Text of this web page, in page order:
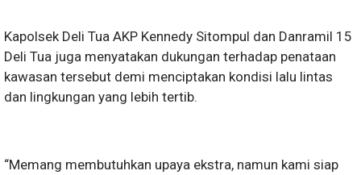
Kapolsek Deli Tua AKP Kennedy Sitompul dan Danramil 15
Deli Tua juga menyatakan dukungan terhadap penataan
kawasan tersebut demi menciptakan kondisi lalu lintas
dan lingkungan yang lebih tertib.
“Memang membutuhkan upaya ekstra, namun kami siap